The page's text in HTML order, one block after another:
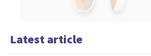
Latest article